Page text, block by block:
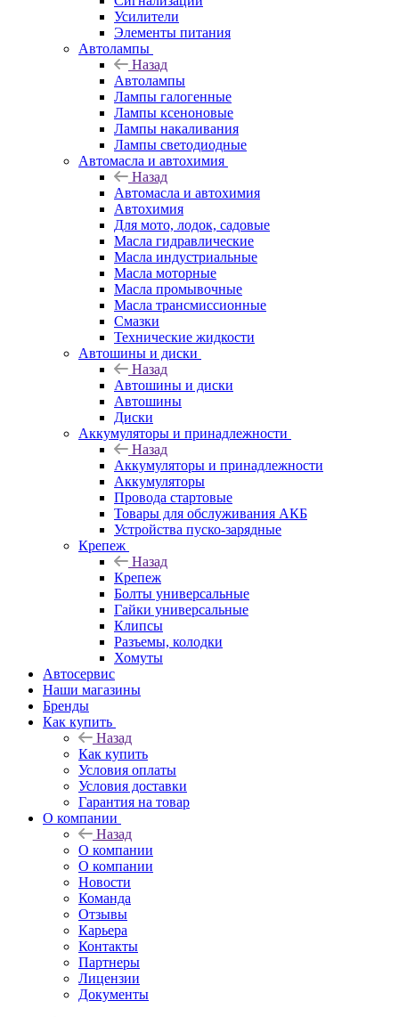
Усилители
Элементы питания
Автолампы
Назад
Автолампы
Лампы галогенные
Лампы ксеноновые
Лампы накаливания
Лампы светодиодные
Автомасла и автохимия
Назад
Автомасла и автохимия
Автохимия
Для мото, лодок, садовые
Масла гидравлические
Масла индустриальные
Масла моторные
Масла промывочные
Масла трансмиссионные
Смазки
Технические жидкости
Автошины и диски
Назад
Автошины и диски
Автошины
Диски
Аккумуляторы и принадлежности
Назад
Аккумуляторы и принадлежности
Аккумуляторы
Провода стартовые
Товары для обслуживания АКБ
Устройства пуско-зарядные
Крепеж
Назад
Крепеж
Болты универсальные
Гайки универсальные
Клипсы
Разъемы, колодки
Хомуты
Автосервис
Наши магазины
Бренды
Как купить
Назад
Как купить
Условия оплаты
Условия доставки
Гарантия на товар
О компании
Назад
О компании
О компании
Новости
Команда
Отзывы
Карьера
Контакты
Партнеры
Лицензии
Документы